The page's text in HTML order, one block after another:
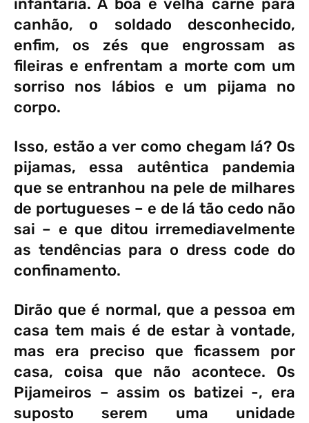
canhão, o soldado desconhecido,
enfim, os zés que engrossam as
fileiras e enfrentam a morte com um
sorriso nos lábios e um pijama no
corpo.
Isso, estão a ver como chegam lá? Os
pijamas, essa autêntica pandemia
que se entranhou na pele de milhares
de portugueses – e de lá tão cedo não
sai – e que ditou irremediavelmente
as tendências para o dress code do
confinamento.
Dirão que é normal, que a pessoa em
casa tem mais é de estar à vontade,
mas era preciso que ficassem por
casa, coisa que não acontece. Os
Pijameiros – assim os batizei -, era
suposto serem uma unidade